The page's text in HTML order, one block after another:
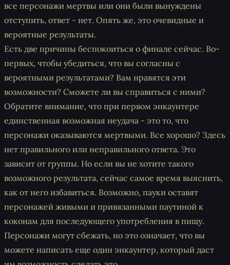
все персонажи мертвы или они были вынуждены
отступить, ответ - нет. Опять же, это очевидные и
вероятные результаты.
Есть две причины беспокоиться о финале сейчас. Во-
первых, чтобы убедиться, что вы согласны с
вероятными результатами? Вам нравятся эти
возможности? Сможете ли вы справиться с ними?
Обратите внимание, что при первом энкаунтере
единственная возможная неудача - это то, что
персонажи оказываются мертвыми. Все хорошо? Здесь
нет правильного или неправильного ответа. Это
зависит от группы. Но если вы не хотите такого
возможного результата, сейчас самое время выяснить,
как от него избавиться. Возможно, пауки оставят
персонажей живыми и привязанными паутиной к
коконам для последующего употребления в пищу.
Персонажи могут сбежать, но это означает, что вы
можете написать еще один энкаунтер, который даст